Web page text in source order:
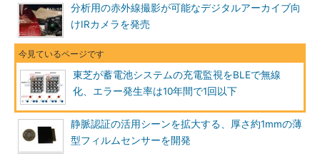
分析用の赤外線撮影が可能なデジタルアーカイブ向
けIRカメラを発売
東芝が蓄電池システムの充電監視をBLEで無線
化、エラー発生率は10年間で1回以下
静脈認証の活用シーンを拡大する、厚さ約1mmの薄
型フィルムセンサーを開発